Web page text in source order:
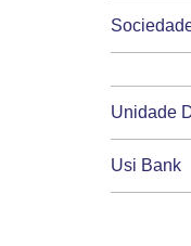
Unidade
Usi Bank